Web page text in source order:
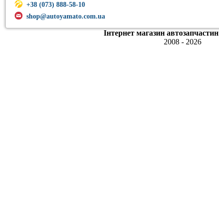
+38 (073) 888-58-10
shop@autoyamato.com.ua
Інтернет магазин
2008 - 2026